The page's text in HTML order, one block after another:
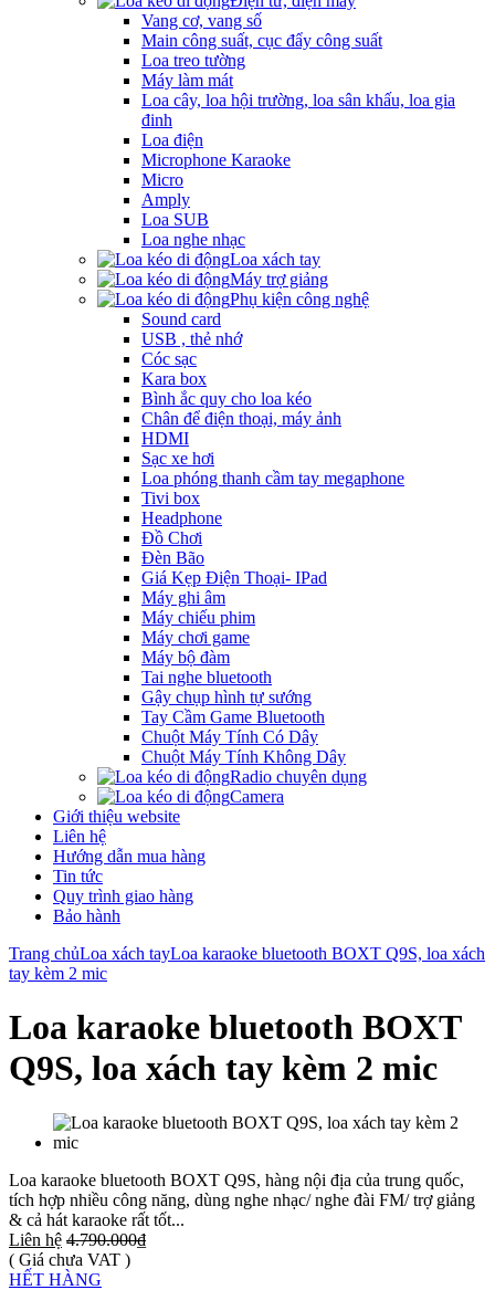
Vang cơ, vang số
Main công suất, cục đẩy công suất
Loa treo tường
Máy làm mát
Loa cây, loa hội trường, loa sân khấu, loa gia
đinh
Loa điện
Microphone Karaoke
Micro
Amply
Loa SUB
Loa nghe nhạc
Loa xách tay
Máy trợ giảng
Phụ kiện công nghệ
Sound card
USB , thẻ nhớ
Cóc sạc
Kara box
Bình ắc quy cho loa kéo
Chân để điện thoại, máy ảnh
HDMI
Sạc xe hơi
Loa phóng thanh cầm tay megaphone
Tivi box
Headphone
Đồ Chơi
Đèn Bão
Giá Kẹp Điện Thoại- IPad
Máy ghi âm
Máy chiếu phim
Máy chơi game
Máy bộ đàm
Tai nghe bluetooth
Gậy chụp hình tự sướng
Tay Cầm Game Bluetooth
Chuột Máy Tính Có Dây
Chuột Máy Tính Không Dây
Radio chuyên dụng
Camera
Giới thiệu website
Liên hệ
Hướng dẫn mua hàng
Tin tức
Quy trình giao hàng
Bảo hành
Trang chủLoa xách tayLoa karaoke bluetooth BOXT Q9S, loa xách
tay kèm 2 mic
Loa karaoke bluetooth BOXT
Q9S, loa xách tay kèm 2 mic
Loa karaoke bluetooth BOXT Q9S, hàng nội địa của trung quốc,
tích hợp nhiều công năng, dùng nghe nhạc/ nghe đài FM/ trợ giảng
& cả hát karaoke rất tốt...
Liên hệ 4.790.000₫
( Giá chưa VAT )
HẾT HÀNG